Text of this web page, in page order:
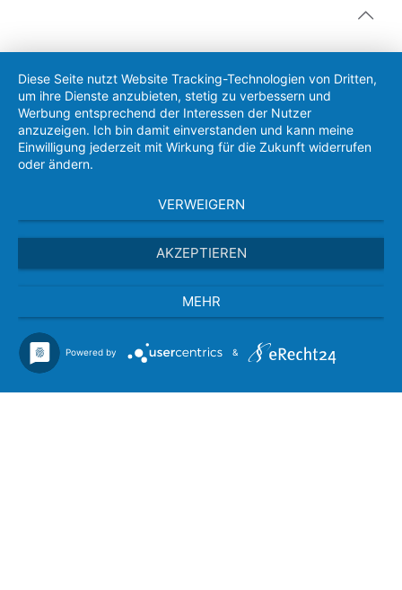
Diese Seite nutzt Website Tracking-Technologien von Dritten,
um ihre Dienste anzubieten, stetig zu verbessern und
Werbung entsprechend der Interessen der Nutzer
anzuzeigen. Ich bin damit einverstanden und kann meine
Einwilligung jederzeit mit Wirkung für die Zukunft widerrufen
oder ändern.
VERWEIGERN
AKZEPTIEREN
MEHR
Powered by &